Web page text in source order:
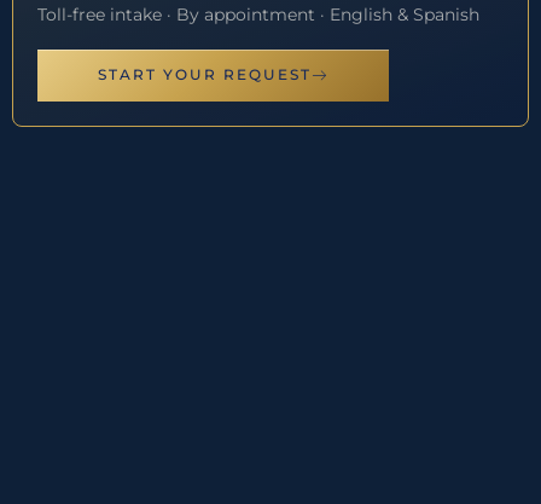
Toll-free intake · By appointment · English & Spanish
START YOUR REQUEST